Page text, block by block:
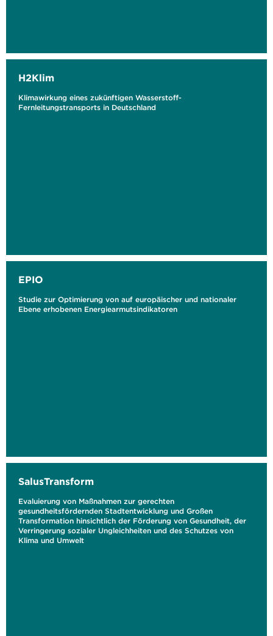
H2Klim
Klimawirkung eines zukünftigen Wasserstoff-
Fernleitungstransports in Deutschland
EPIO
Studie zur Optimierung von auf europäischer und nationaler
Ebene erhobenen Energiearmutsindikatoren
SalusTransform
Evaluierung von Maßnahmen zur gerechten
gesundheitsfördernden Stadtentwicklung und Großen
Transformation hinsichtlich der Förderung von Gesundheit, der
Verringerung sozialer Ungleichheiten und des Schutzes von
Klima und Umwelt